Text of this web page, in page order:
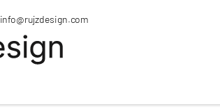
info@rujzdesign.com